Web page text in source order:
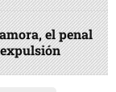
el penal